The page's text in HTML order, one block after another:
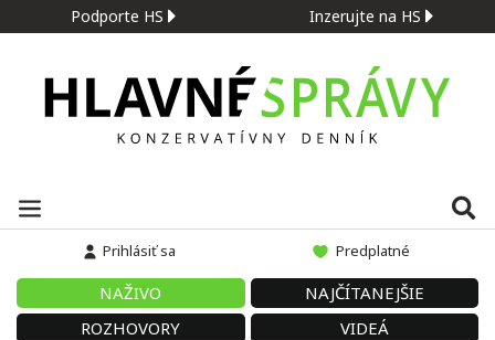
Podporte HS Inzerujte na HS
Prihlásiť sa Predplatné
NAŽIVO
NAJČÍTANEJŠIE
ROZHOVORY
VIDEÁ